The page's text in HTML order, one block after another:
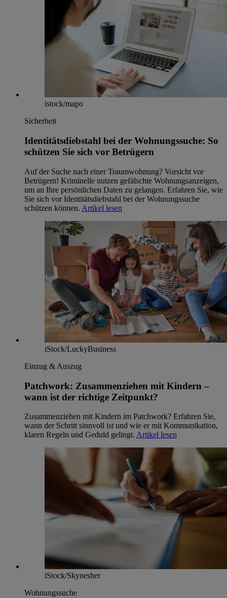
istock/mapo
Sicherheit
Identitätsdiebstahl bei der Wohnungssuche: So
schützen Sie sich vor Betrügern
Auf der Suche nach einer Traumwohnung? Vorsicht vor
Betrügern! Kriminelle nutzen gefälschte Wohnungsanzeigen,
um an Ihre persönlichen Daten zu gelangen. Erfahren Sie, wie
Sie sich vor Identitätsdiebstahl bei der Wohnungssuche
schützen können. Artikel lesen
iStock/LuckyBusiness
Einzug & Auszug
Patchwork: Zusammenziehen mit Kindern –
wann ist der richtige Zeitpunkt?
Zusammenziehen mit Kindern im Patchwork? Erfahren Sie,
wann der Schritt sinnvoll ist und wie er mit Kommunikation,
klaren Regeln und Geduld gelingt. Artikel lesen
iStock/Skynesher
Wohnungssuche